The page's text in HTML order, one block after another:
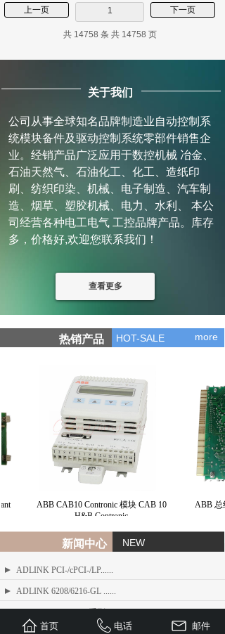
上一页 1 下一页
共 14758 条 共 14758 页
关于我们
公司从事全球知名品牌制造业自动控制系
统模块备件及驱动控制系统零部件销售企
业。经销产品广泛应用于数控机械 冶金、
石油天然气、石油化工、化工、造纸印
刷、纺织印染、机械、电子制造、汽车制
造、烟草、塑胶机械、电力、水利、 本公
司经营各种电工电气 工控品牌产品。库存
多，价格好,欢迎您联系我们！
查看更多
more
热销产品 HOT-SALE
ABB CAB10 Contronic 模块 CAB 10
H&B Contronic
ABB 总
新闻中心 NEW
ADLINK PCI-/cPCI-/LP......
ADLINK 6208/6216-GL ......
首页 电话 邮件